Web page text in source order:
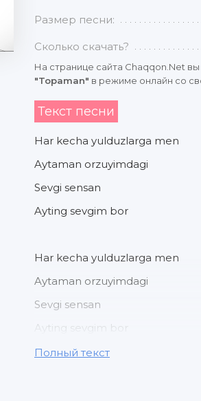
Размер песни:
Сколько скачать?
На странице сайта Chaqqon.Net
"Topaman" в режиме онлайн со
Текст песни
Har kecha yulduzlarga men
Aytaman orzuyimdagi
Sevgi sensan
Ayting sevgim bor
Har kecha yulduzlarga men
Aytaman orzuyimdagi
Sevgi sensan
Ayting sevgim bor
Полный текст